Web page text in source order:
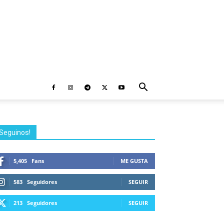
5,405 Fans ME GUSTA
583 Seguidores SEGUIR
213 Seguidores SEGUIR